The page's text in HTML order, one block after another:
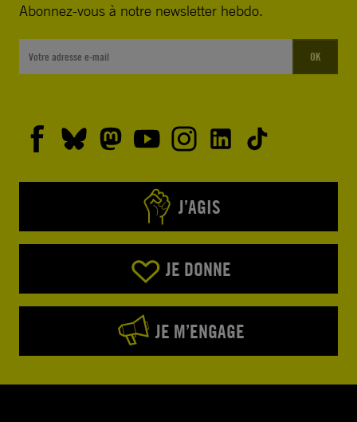
Abonnez-vous à notre newsletter hebdo.
OK
J’AGIS
JE DONNE
JE M’ENGAGE